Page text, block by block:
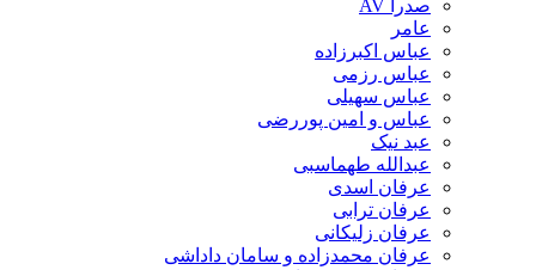
صدرا AV
عامر
عباس اکبرزاده
عباس رزمی
عباس سهیلی
عباس و امین پوررضی
عبد نیک
عبدالله طهماسبی‎
عرفان اسدی
عرفان ترابی
عرفان زلیکانی
عرفان محمدزاده و سامان داداشی